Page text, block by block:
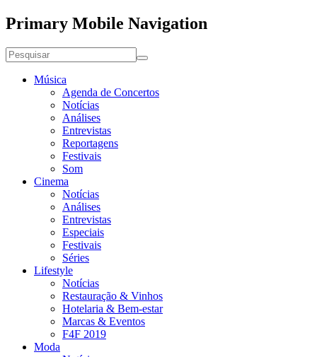
Primary Mobile Navigation
Música
Agenda de Concertos
Notícias
Análises
Entrevistas
Reportagens
Festivais
Som
Cinema
Notícias
Análises
Entrevistas
Especiais
Festivais
Séries
Lifestyle
Notícias
Restauração & Vinhos
Hotelaria & Bem-estar
Marcas & Eventos
F4F 2019
Moda